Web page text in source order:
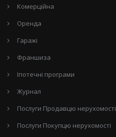
Комерційна
Оренда
Гаражі
Франшиза
Іпотечні програми
Журнал
Послуги Продавцю нерухомості
Послуги Покупцю нерухомості